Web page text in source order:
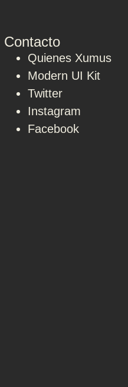
Contacto
Quienes Xumus
Modern UI Kit
Twitter
Instagram
Facebook